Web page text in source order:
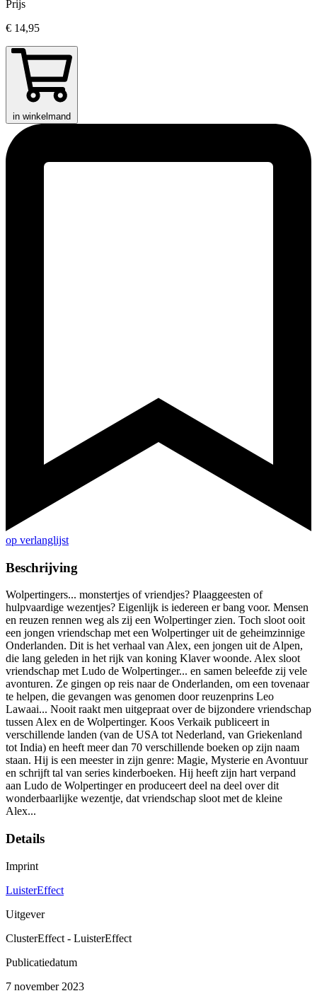
Prijs
€ 14,95
in winkelmand
op verlanglijst
Beschrijving
Wolpertingers... monstertjes of vriendjes? Plaaggeesten of
hulpvaardige wezentjes? Eigenlijk is iedereen er bang voor. Mensen
en reuzen rennen weg als zij een Wolpertinger zien. Toch sloot ooit
een jongen vriendschap met een Wolpertinger uit de geheimzinnige
Onderlanden. Dit is het verhaal van Alex, een jongen uit de Alpen,
die lang geleden in het rijk van koning Klaver woonde. Alex sloot
vriendschap met Ludo de Wolpertinger... en samen beleefde zij vele
avonturen. Ze gingen op reis naar de Onderlanden, om een tovenaar
te helpen, die gevangen was genomen door reuzenprins Leo
Lawaai... Nooit raakt men uitgepraat over de bijzondere vriendschap
tussen Alex en de Wolpertinger. Koos Verkaik publiceert in
verschillende landen (van de USA tot Nederland, van Griekenland
tot India) en heeft meer dan 70 verschillende boeken op zijn naam
staan. Hij is een meester in zijn genre: Magie, Mysterie en Avontuur
en schrijft tal van series kinderboeken. Hij heeft zijn hart verpand
aan Ludo de Wolpertinger en produceert deel na deel over dit
wonderbaarlijke wezentje, dat vriendschap sloot met de kleine
Alex...
Details
Imprint
LuisterEffect
Uitgever
ClusterEffect - LuisterEffect
Publicatiedatum
7 november 2023